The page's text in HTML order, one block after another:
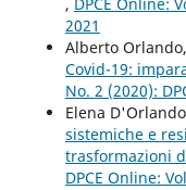
2021
Alberto Orlando,
Covid-19:
No. 2 (2020):
Elena
sistemiche e
trasformazioni
DPCE Online: